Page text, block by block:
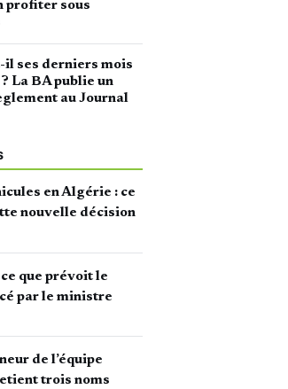
profiter sous
il ses derniers mois
La BA publie un
au Journal
en Algérie : ce
nouvelle décision
ce que prévoit le
par le ministre
de l’équipe
trois noms